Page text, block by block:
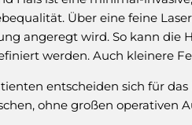
Über eine feine
angeregt wird. So kann
werden. Auch kleinere
entscheiden sich für
ohne großen operativen